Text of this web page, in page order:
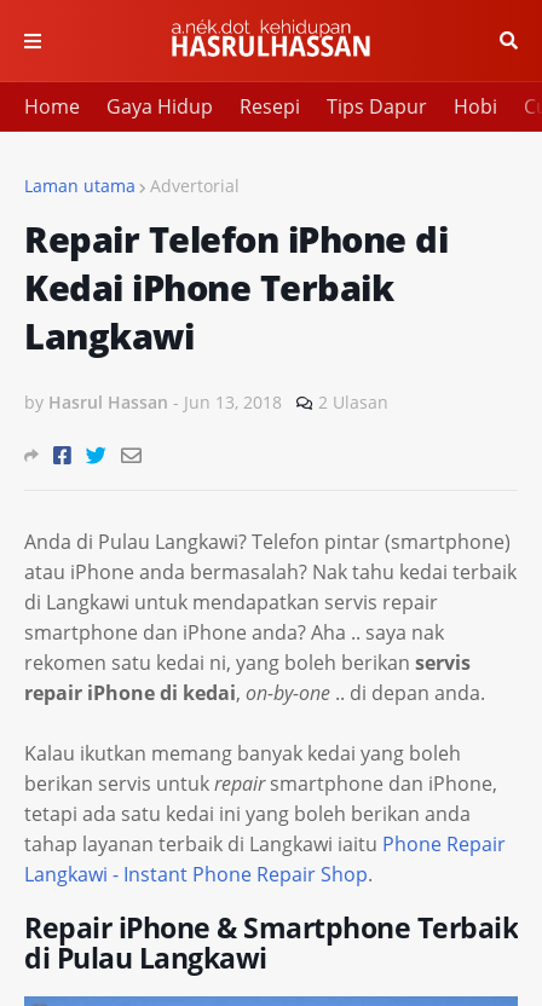
Home Gaya Hidup Resepi Tips Dapur Hobi
Laman utama Advertorial
Repair Telefon iPhone di
Kedai iPhone Terbaik
Langkawi
by Hasrul Hassan - Jun 13, 2018 2 Ulasan
Anda di Pulau Langkawi? Telefon pintar (smartphone)
atau iPhone anda bermasalah? Nak tahu kedai terbaik
di Langkawi untuk mendapatkan servis repair
smartphone dan iPhone anda? Aha .. saya nak
rekomen satu kedai ni, yang boleh berikan servis
repair iPhone di kedai, on-by-one .. di depan anda.
Kalau ikutkan memang banyak kedai yang boleh
berikan servis untukrepairsmartphone dan iPhone,
tetapi ada satu kedai ini yang boleh berikan anda
tahap layanan terbaik di Langkawi iaitu Phone Repair
Langkawi - Instant Phone Repair Shop.
Repair iPhone & Smartphone Terbaik
di Pulau Langkawi